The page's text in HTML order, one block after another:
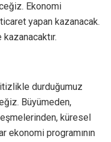
Ekonomi
yapan kazanacak.
kazanacaktır.
durduğumuz
Büyümeden,
küresel
ekonomi programının